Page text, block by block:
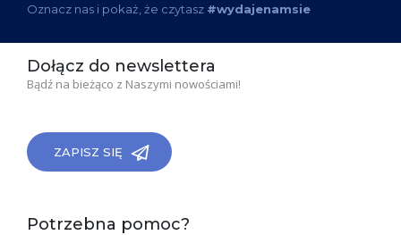
Oznacz nas i pokaż, że czytasz #wydajenamsie
Dołącz do newslettera
Bądź na bieżąco z Naszymi nowościami!
ZAPISZ SIĘ
Potrzebna pomoc?